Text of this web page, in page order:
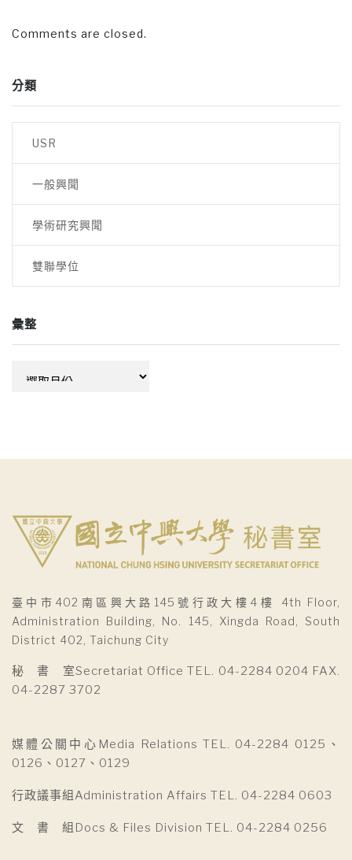
Comments are closed.
分類
USR
一般興聞
學術研究興聞
雙聯學位
彙整
臺中市402南區興大路145號行政大樓4樓 4th Floor,
Administration Building, No. 145, Xingda Road, South
District 402, Taichung City
秘 書 室Secretariat Office TEL. 04-2284 0204 FAX.
04-2287 3702
媒體公關中心Media Relations TEL. 04-2284 0125、
0126、0127、0129
行政議事組Administration Affairs TEL. 04-2284 0603
文 書 組Docs & Files Division TEL. 04-2284 0256